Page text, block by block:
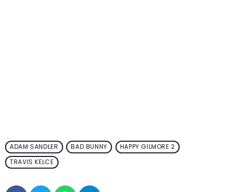
ADAM SANDLER BAD BUNNY
HAPPY GILMORE 2
TRAVIS KELCE